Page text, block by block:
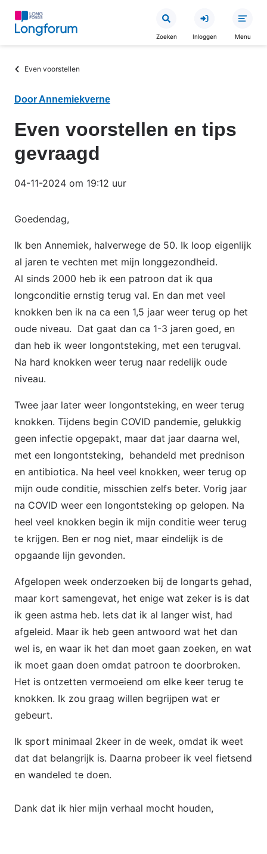
Overslaan
inhoud
Zoeken Inloggen Menu
Kruimelpad
Even voorstellen
Door Annemiekverne
Even voorstellen en tips
gevraagd
04-11-2024 om 19:12 uur
Goedendag,
Ik ben Annemiek, halverwege de 50. Ik loop eigenlijk
al jaren te vechten met mijn longgezondheid.
Al sinds 2000 heb ik een patroon dat ik qua
longconditie ernstig terug val. En dan met veel
knokken ben ik na ca een 1,5 jaar weer terug op het
oude niveau. Dat gaat dan ca 1-3 jaren goed, en
dan heb ik weer longontsteking, met een terugval.
Na hard knokken weer terug naar redelijk oude
niveau.
Twee jaar later weer longontsteking, en weer terug
knokken. Tijdens begin COVID pandemie, gelukkig
geen infectie opgepakt, maar dat jaar daarna wel,
met een longontsteking, behandeld met prednison
en antibiotica. Na heel veel knokken, weer terug op
mijn oude conditie, misschien zelfs beter. Vorig jaar
na COVID weer een longontsteking op gelopen. Na
heel veel knokken begin ik mijn conditie weer terug
te krijgen. Ben er nog niet, maar eindelijk is de
opgaande lijn gevonden.
Afgelopen week onderzoeken bij de longarts gehad,
maar kort samengevat, het enige wat zeker is is dat
ik geen astma heb. Iets dat ik al langer wist, had
afgeleid. Maar ik heb geen antwoord wat het dan
wel is, en waar ik het dan moet gaan zoeken, en wat
ik moet gaan doen omdat patroon te doorbroken.
Het is ontzetten vermoeiend om elke keer terug te
knokken. Ik zou graag willen begrijpen wat er
gebeurt.
Ik sport minimaal 2keer in de week, omdat ik weet
dat dat belangrijk is. Daarna probeer ik veel fietsend
en wandeled te doen.
Dank dat ik hier mijn verhaal mocht houden,